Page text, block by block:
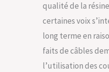
qualité de la
certaines voix
long terme en
faits de câbles
l’utilisation des